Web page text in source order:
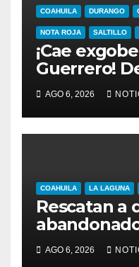
COAHUILA DURANGO
NOTA ROJA SALTILLO
¡Cae
Guerrero!
Aguirre por
Ayotzinapa
AGO 6, 2026
COAHUILA LA LAGUNA
Rescatan a
en el centro
AGO 6, 2026